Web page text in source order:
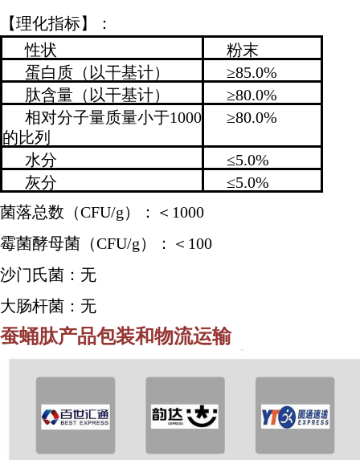
【理化指标】：
性状
粉末
蛋白质（以干基计）
≥85.0%
肽含量（以干基计）
≥80.0%
相对分子量质量小于1000
的比列
≥80.0%
水分
≤5.0%
灰分
≤5.0%
菌落总数（CFU/g）：＜1000
霉菌酵母菌（CFU/g）：＜100
沙门氏菌：无
大肠杆菌：无
蚕蛹肽产品包装和物流运输